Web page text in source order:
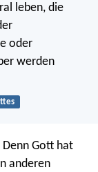
leben, die
oder
werden
Denn Gott hat
anderen